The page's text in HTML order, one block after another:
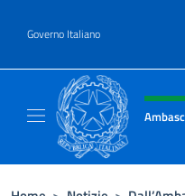
Governo Italiano
Intestazione